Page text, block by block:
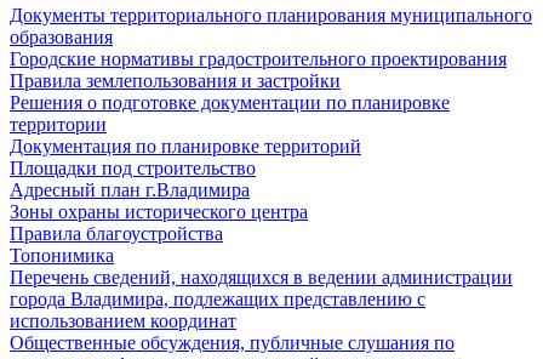
Документы территориального планирования муниципального
образования
Городские нормативы градостроительного проектирования
Правила землепользования и застройки
Решения о подготовке документации по планировке
территории
Документация по планировке территорий
Площадки под строительство
Адресный план г.Владимира
Зоны охраны исторического центра
Правила благоустройства
Топонимика
Перечень сведений, находящихся в ведении администрации
города Владимира, подлежащих представлению с
использованием координат
Общественные обсуждения, публичные слушания по